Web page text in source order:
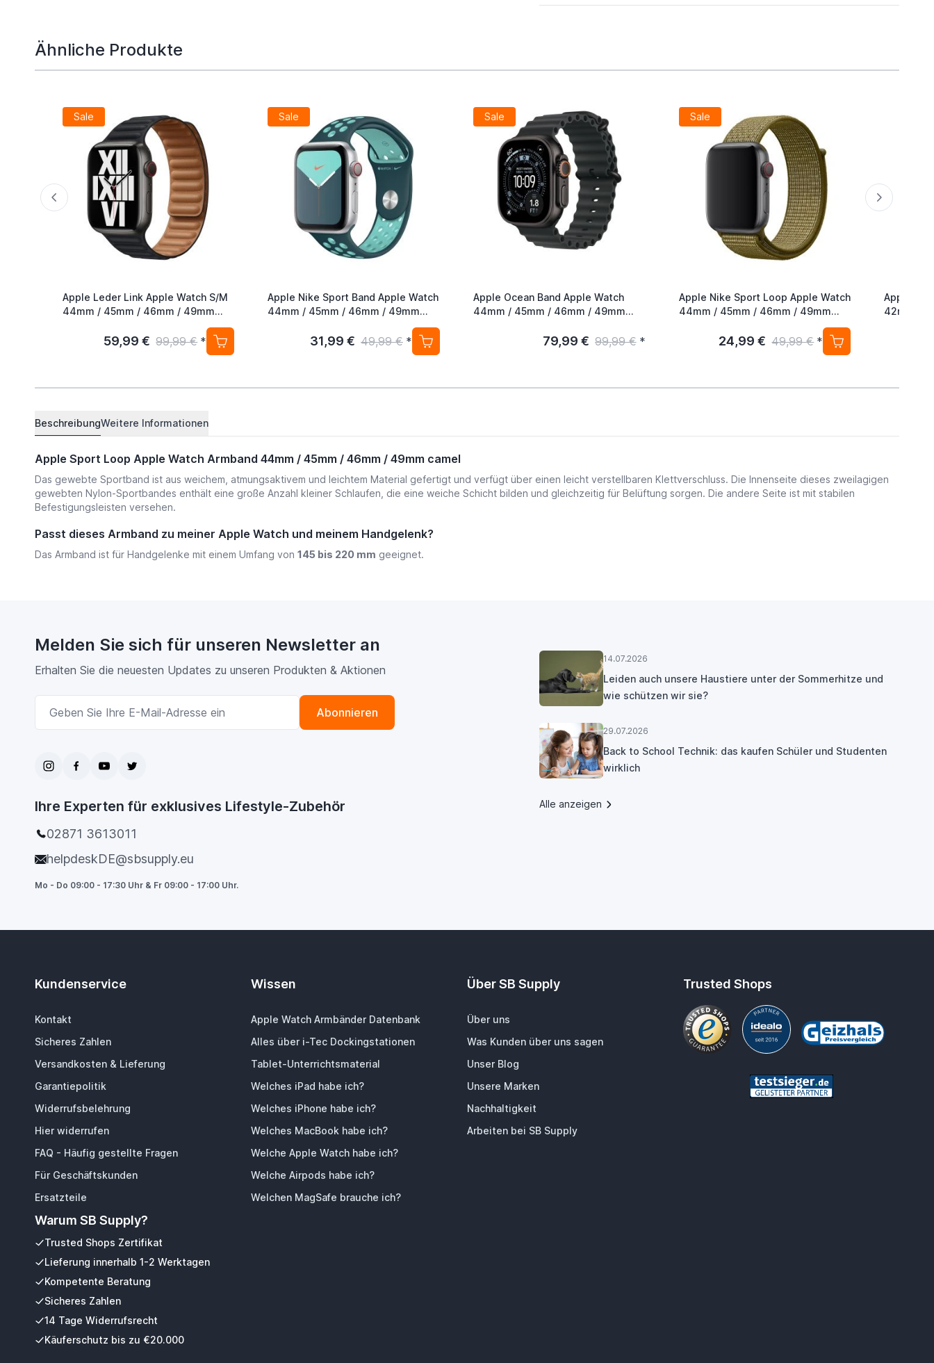
Ähnliche Produkte
Sale
Apple Leder Link Apple Watch S/M
44mm / 45mm / 46mm / 49mm
59,99 € 99,99 € *
Sale
Apple Nike Sport Band Apple Watch
44mm / 45mm / 46mm / 49mm
Midnight Turquoise/Aurora Green
31,99 € 49,99 € *
Sale
Apple Ocean Band Apple Watch
44mm / 45mm / 46mm / 49mm
79,99 € 99,99 € *
Sale
Apple Nike Sport Loop Apple Watch
44mm / 45mm / 46mm / 49mm
24,99 € 49,99 € *
Apple
42mm /
BeschreibungWeitere Informationen
Apple Sport Loop Apple Watch Armband 44mm / 45mm / 46mm / 49mm camel
Das gewebte Sportband ist aus weichem, atmungsaktivem und leichtem Material gefertigt und verfügt über einen leicht verstellbaren Klettverschluss. Die Innenseite dieses zweilagigen
gewebten Nylon-Sportbandes enthält eine große Anzahl kleiner Schlaufen, die eine weiche Schicht bilden und gleichzeitig für Belüftung sorgen. Die andere Seite ist mit stabilen
Befestigungsleisten versehen.
Passt dieses Armband zu meiner Apple Watch und meinem Handgelenk?
Das Armband ist für Handgelenke mit einem Umfang von 145 bis 220 mm geeignet.
Melden Sie sich für unseren Newsletter an
Erhalten Sie die neuesten Updates zu unseren Produkten & Aktionen
Abonnieren
Ihre Experten für exklusives Lifestyle-Zubehör
02871 3613011
helpdeskDE@sbsupply.eu
Mo - Do 09:00 - 17:30 Uhr & Fr 09:00 - 17:00 Uhr.
14.07.2026
Leiden auch unsere Haustiere unter der Sommerhitze und
wie schützen wir sie?
29.07.2026
Back to School Technik: das kaufen Schüler und Studenten
wirklich
Alle anzeigen
Kundenservice
Kontakt
Sicheres Zahlen
Versandkosten & Lieferung
Garantiepolitik
Widerrufsbelehrung
Hier widerrufen
FAQ - Häufig gestellte Fragen
Für Geschäftskunden
Ersatzteile
Warum SB Supply?
Trusted Shops Zertifikat
Lieferung innerhalb 1-2 Werktagen
Kompetente Beratung
Sicheres Zahlen
14 Tage Widerrufsrecht
Käuferschutz bis zu €20.000
Wissen
Apple Watch Armbänder Datenbank
Alles über i-Tec Dockingstationen
Tablet-Unterrichtsmaterial
Welches iPad habe ich?
Welches iPhone habe ich?
Welches MacBook habe ich?
Welche Apple Watch habe ich?
Welche Airpods habe ich?
Welchen MagSafe brauche ich?
Über SB Supply
Über uns
Was Kunden über uns sagen
Unser Blog
Unsere Marken
Nachhaltigkeit
Arbeiten bei SB Supply
Trusted Shops